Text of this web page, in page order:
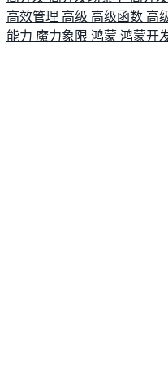
高效管理 高级 高级函数 高
能力 魔力象限 鸿蒙 鸿蒙开